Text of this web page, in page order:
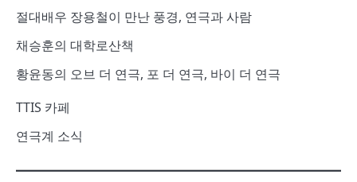
절대배우 장용철이 만난 풍경, 연극과 사람
채승훈의 대학로산책
황윤동의 오브 더 연극, 포 더 연극, 바이 더 연극
TTIS 카페
연극계 소식